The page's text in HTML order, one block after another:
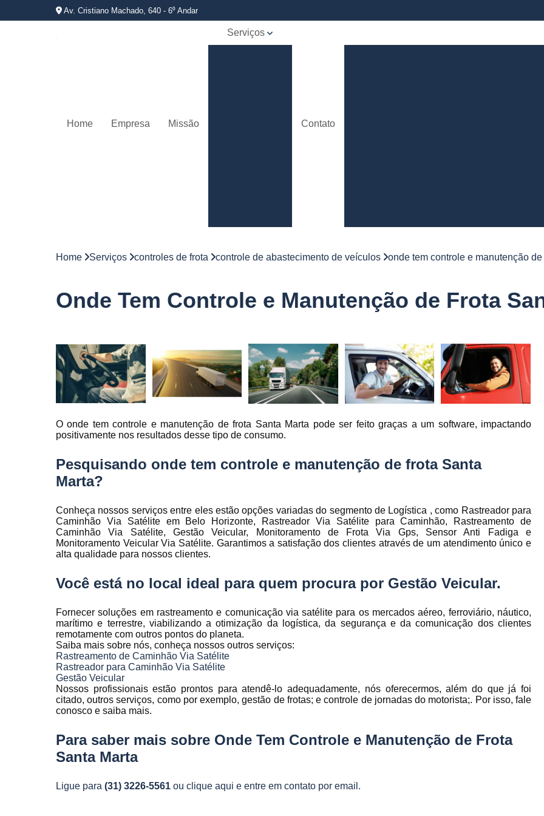
Av. Cristiano Machado, 640 - 6⁰ Andar
Home Empresa Missão
Serviços
Monitoramento
de frotas
Rastreador
carro
Rastreadores
automotivos
Rastreadores
de caminhões
de carros
Rastreamento
de carro
Rastreamento
veicular
Sensores de
fadiga
Sistema de
Sistema de
rastreamentos
manutenção de
veiculares
Contato
Controle de Jornada Motorista
Controle de Abastecimento de
Controle de Frota
Controle de Frota
Controle de Frota de Caminhões
Controle de Manutenção de Frota de
Sistema de Fadiga
Empresa de
Empresa de Rastreadores de Veiculos
Empresa de Rastreamento por
Empresa
Gerenciamento de Frota Belo
Gerenciamento de Frota de
Gerenciamento
Gerenciamento de Frota
Gerenciamento de Frota Manutenção
Gerenciamento de Frota para
Gestão de Frota Belo Horizonte
Gestão de Frota Minas Gerais
Gestão
Home Serviços controles de frota controle de abastecimento de veículos onde tem controle e manutenção
Onde Tem Controle e Manutenção de Frota
O onde tem controle e manutenção de frota Santa Marta pode ser feito graças a um software, impactando
positivamente nos resultados desse tipo de consumo.
Pesquisando onde tem controle e manutenção de frota Santa
Marta?
Conheça nossos serviços entre eles estão opções variadas do segmento de Logística , como Rastreador para
Caminhão Via Satélite em Belo Horizonte, Rastreador Via Satélite para Caminhão, Rastreamento de
Caminhão Via Satélite, Gestão Veicular, Monitoramento de Frota Via Gps, Sensor Anti Fadiga e
Monitoramento Veicular Via Satélite. Garantimos a satisfação dos clientes através de um atendimento único e
alta qualidade para nossos clientes.
Você está no local ideal para quem procura por Gestão Veicular.
Fornecer soluções em rastreamento e comunicação via satélite para os mercados aéreo, ferroviário, náutico,
marítimo e terrestre, viabilizando a otimização da logística, da segurança e da comunicação dos clientes
remotamente com outros pontos do planeta.
Saiba mais sobre nós, conheça nossos outros serviços:
Rastreamento de Caminhão Via Satélite
Rastreador para Caminhão Via Satélite
Gestão Veicular
Nossos profissionais estão prontos para atendê-lo adequadamente, nós oferecermos, além do que já foi
citado, outros serviços, como por exemplo, gestão de frotas; e controle de jornadas do motorista;. Por isso, fale
conosco e saiba mais.
Para saber mais sobre Onde Tem Controle e Manutenção de Frota
Santa Marta
Ligue para (31) 3226-5561 ou clique aqui e entre em contato por email.